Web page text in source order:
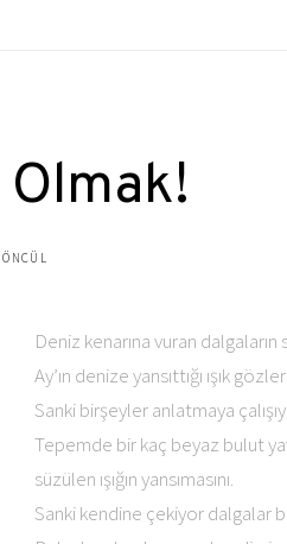
Deniz kenarına vuran
Ay’ın denize yansıttığı ışık
Sanki birşeyler anlatmaya
Tepemde bir kaç beyaz bulut
süzülen ışığın yansımasını.
Sanki kendine çekiyor dalgalar